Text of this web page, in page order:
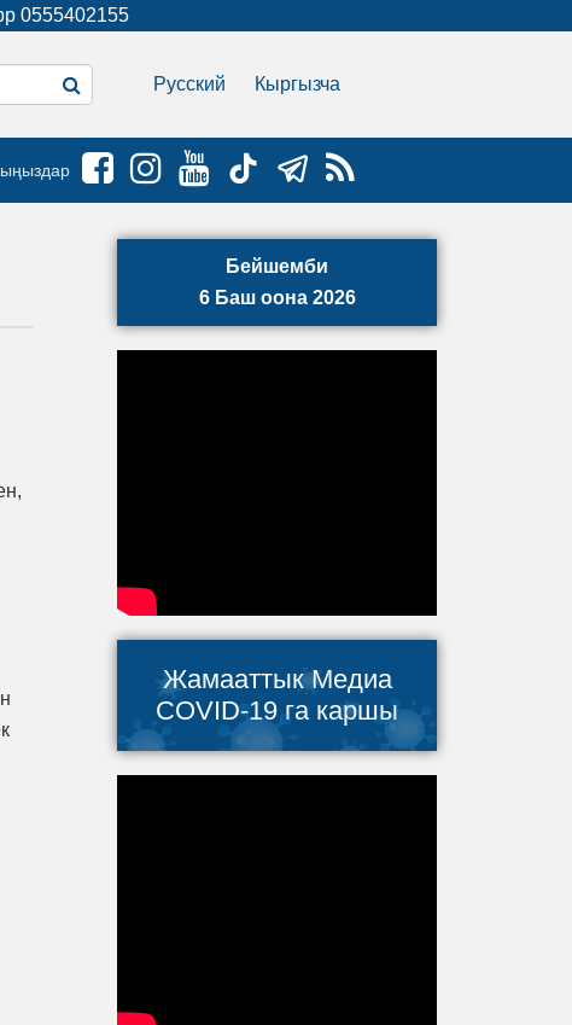
0555402155
Русский Кыргызча
Бейшемби
6 Баш оона 2026
Жамааттык Медиа
COVID-19 га каршы